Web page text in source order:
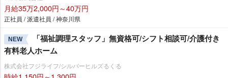
月給35万2,000円～40万円
正社員 / 派遣社員 / 神奈川県
NEW
「福祉調理スタッフ」無資格可/シフト相談可/介護付き
有料老人ホーム
株式会社フジライフ/シルバーヒルズるくる